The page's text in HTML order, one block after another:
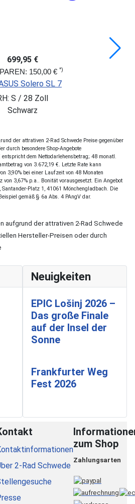
699,95 €
150,00 € *)
Solero SL 7
S / 28 Zoll
Schwarz
der attrativen 2-Rad Schwede Preise gegenüber
durch besondere Shop-Angebote
dem Nettodarlehensbetrag; 48 monatl.
von 3.672,19 €. Letzte Rate kann
3,90% bei einer Laufzeit von 48 Monaten
3,67% p.a.. Bonität vorausgesetzt. Ein Angebot
Platz 1, 41061 Mönchengladbach. Die
gemäß § 6a Abs. 4 PAngV dar.
aufgrund der attrativen 2-Rad Schwede
Hersteller-Preisen oder durch
Neuigkeiten
EPIC Lošinj 2026 –
Das große Finale
auf der Insel der
Sonne
Frankfurter Weg
Fest 2026
2-Rad Schwede
zum Shop
Zahlungsarten